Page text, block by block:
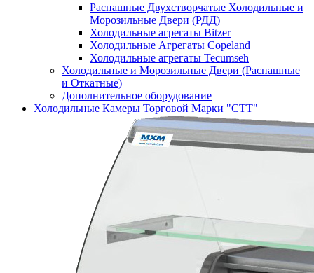
Распашные Двухстворчатые Холодильные и
Морозильные Двери (РДД)
Холодильные агрегаты Bitzer
Холодильные Агрегаты Copeland
Холодильные агрегаты Tecumseh
Холодильные и Морозильные Двери (Распашные
и Откатные)
Дополнительное оборудование
Холодильные Камеры Торговой Марки "СТТ"